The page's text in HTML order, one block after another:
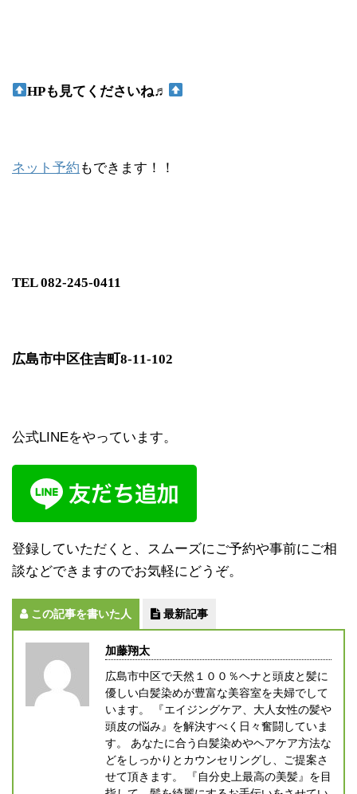
HPも見てくださいね♬
ネット予約 もできます！！
TEL 082-245-0411
広島市中区住吉町8-11-102
公式LINEをやっています。
登録していただくと、スムーズにご予約や事前にご相
談などできますのでお気軽にどうぞ。
この記事を書いた人 最新記事
加藤翔太
広島市中区で天然１００％ヘナと頭皮と髪に
優しい白髪染めが豊富な美容室を夫婦でして
います。 『エイジングケア、大人女性の髪や
頭皮の悩み』を解決すべく日々奮闘していま
す。 あなたに合う白髪染めやヘアケア方法な
どをしっかりとカウンセリングし、ご提案さ
せて頂きます。 『自分史上最高の美髪』を目